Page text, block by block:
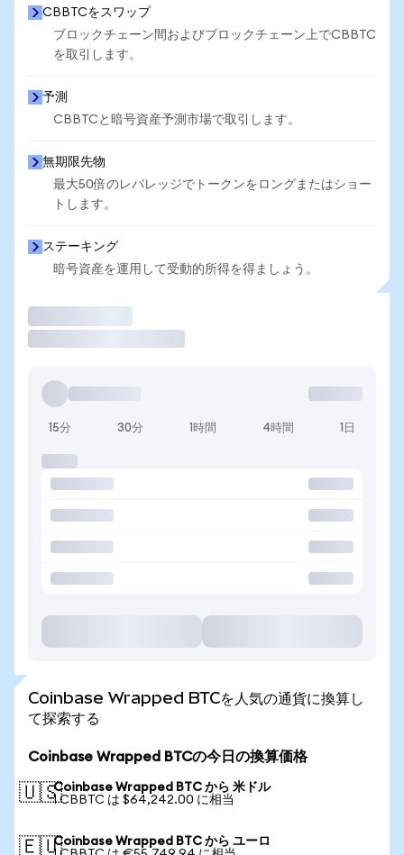
CBBTCをスワップ
ブロックチェーン間およびブロックチェーン上でCBBTC
を取引します。
予測
CBBTCと暗号資産予測市場で取引します。
無期限先物
最大50倍のレバレッジでトークンをロングまたはショー
トします。
ステーキング
暗号資産を運用して受動的所得を得ましょう。
15分 30分 1時間 4時間 1日
Coinbase Wrapped BTCを人気の通貨に換算し
て探索する
Coinbase Wrapped BTCの今日の換算価格
🇺🇸Coinbase Wrapped BTC から 米ドル
1 CBBTC は $64,242.00 に相当
🇪🇺Coinbase Wrapped BTC から ユーロ